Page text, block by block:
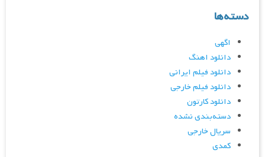
دسته‌ها
اگهی
دانلود اهنگ
دانلود فیلم ایرانی
دانلود فیلم خارجی
دانلود کارتون
دسته‌بندی نشده
سریال خارجی
کمدی